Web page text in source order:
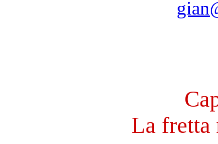
La fretta